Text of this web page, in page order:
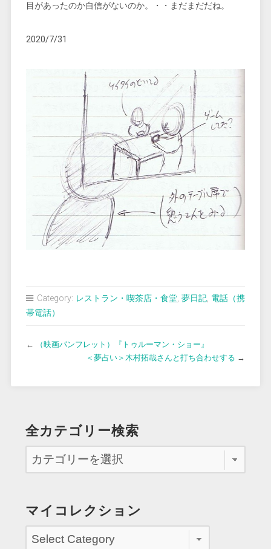
目があったのか自信がないのか。・・まだまだだね。
2020/7/31
Category: レストラン・喫茶店・食堂, 夢日記, 電話（携
帯電話）
←
（映画パンフレット）『トゥルーマン・ショー』
＜夢占い＞木村拓哉さんと打ち合わせする →
全カテゴリー検索
マイコレクション